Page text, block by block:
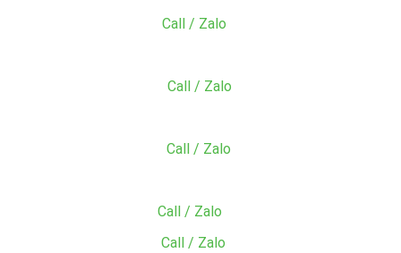
Call / Zalo
Call / Zalo
Call / Zalo
Call / Zalo
Call / Zalo